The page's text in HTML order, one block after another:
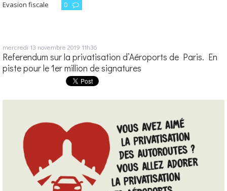
Evasion fiscale
0
mercredi 13 novembre 2019 11h36
Referendum sur la privatisation d’Aéroports de Paris. En
piste pour le 1er million de signatures